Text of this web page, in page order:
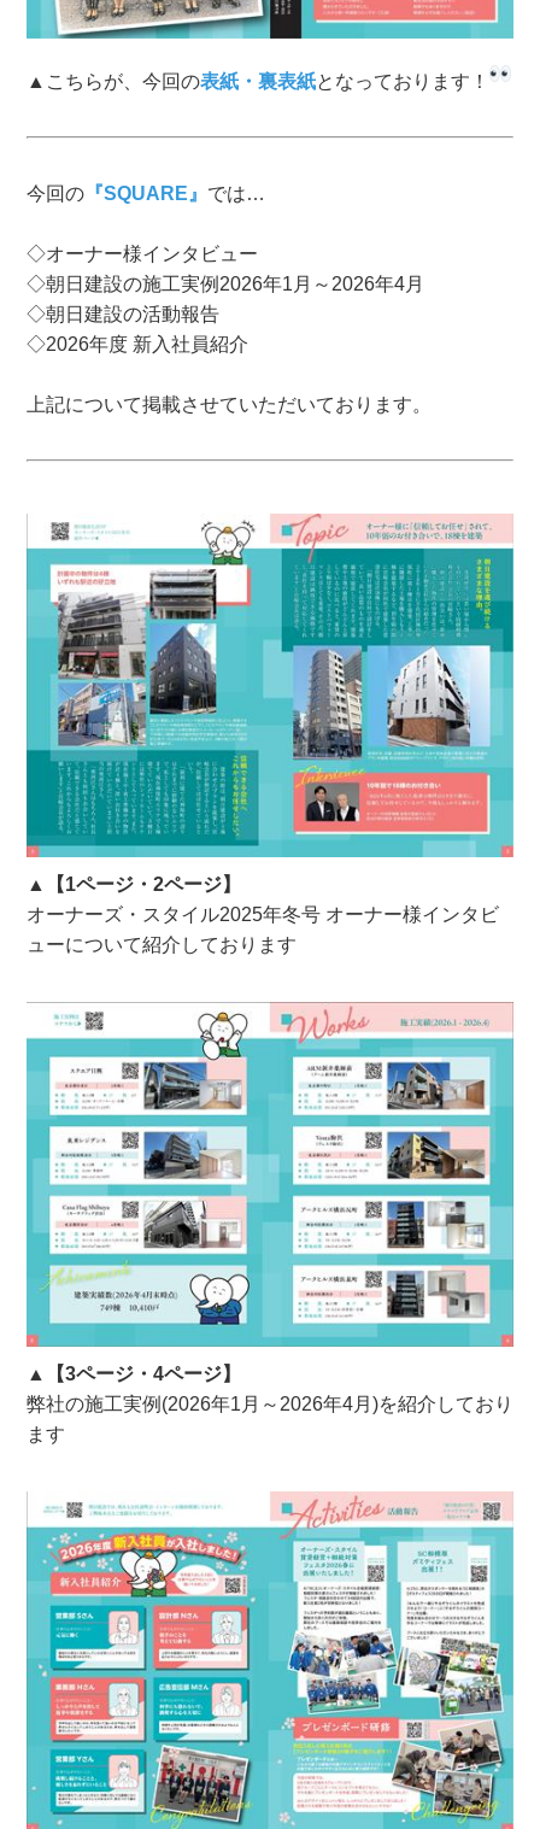
▲こちらが、今回の表紙・裏表紙となっております！
今回の『SQUARE』 では…
◇オーナー様インタビュー
◇朝日建設の施工実例2026年1月～2026年4月
◇朝日建設の活動報告
◇2026年度 新入社員紹介
上記について掲載させていただいております。
▲【1ページ・2ページ】
オーナーズ・スタイル2025年冬号 オーナー様インタビ
ューについて紹介しております
▲
【3ページ・4ページ】
弊社の施工実例(2026年1月～2026年4月)を紹介しており
ます